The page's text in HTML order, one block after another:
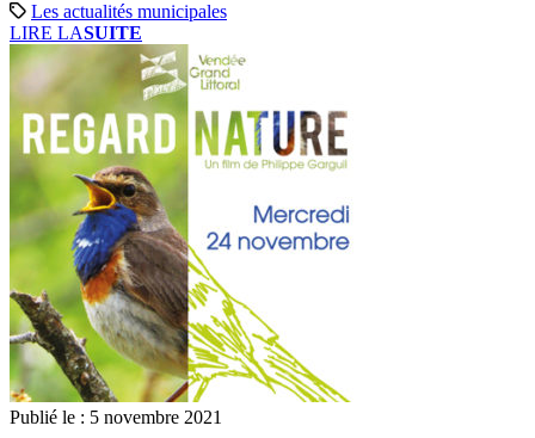
Les actualités municipales
LIRE LASUITE
Publié le : 5 novembre 2021